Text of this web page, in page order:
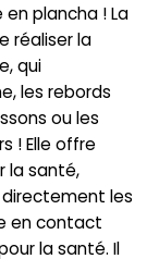
plancha ! La
réaliser la
qui
les rebords
ou les
! Elle offre
la santé,
les
en contact
la santé. Il